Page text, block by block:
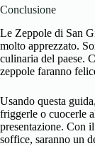
Conclusione
Le Zeppole di San
molto apprezzato.
culinaria del paese.
zeppole faranno
Usando questa
friggerle o cuocerle
presentazione. Con
soffice, saranno un